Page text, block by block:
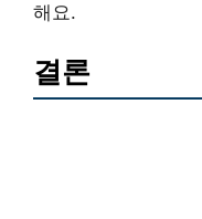
해요.
결론